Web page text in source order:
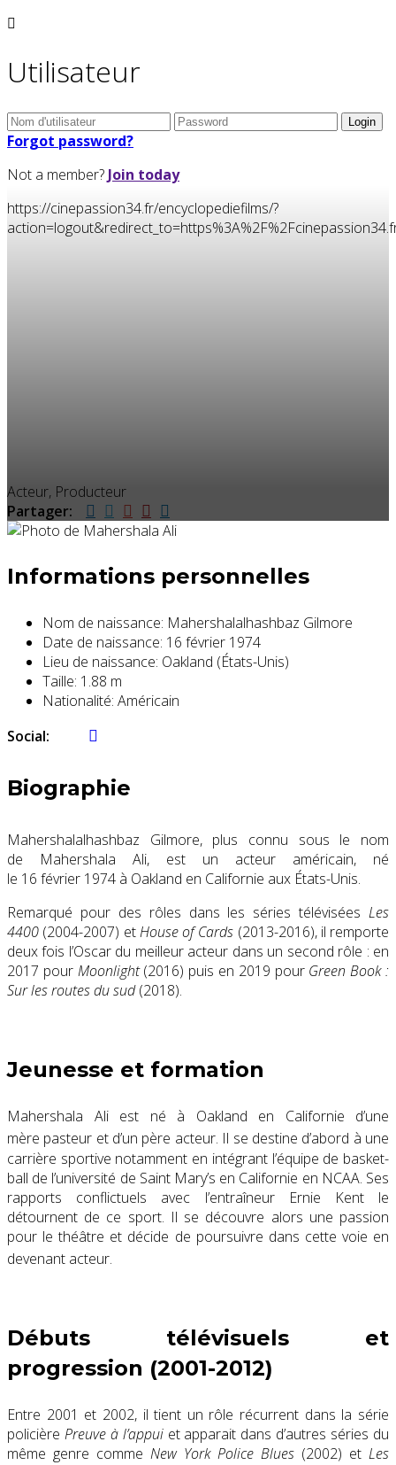
Utilisateur
Forgot password?
Not a member? Join today
https://cinepassion34.fr/encyclopediefilms/?
Acteur, Producteur
Partager:
Informations personnelles
Nom de naissance: Mahershalalhashbaz Gilmore
Date de naissance: 16 février 1974
Lieu de naissance: Oakland (États-Unis)
Taille: 1.88 m
Nationalité: Américain
Social:
Biographie
Mahershalalhashbaz Gilmore, plus connu sous le nom
de Mahershala Ali, est un acteur américain, né
le 16 février 1974 à Oakland en Californie aux États-Unis.
Remarqué pour des rôles dans les séries télévisées Les
4400 (2004-2007) etHouse of Cards (2013-2016), il remporte
deux fois l’Oscar du meilleur acteur dans un second rôle : en
2017 pour Moonlight(2016) puis en 2019 pour Green Book :
Sur les routes du sud(2018).
Jeunesse et formation
Mahershala Ali est né à Oakland en Californie d’une
mère pasteur et d’un père acteur. Il se destine d’abord à une
carrière sportive notamment en intégrant l’équipe de basket-
ball de l’université de Saint Mary’s en Californie en NCAA. Ses
rapports conflictuels avec l’entraîneur Ernie Kent le
détournent de ce sport. Il se découvre alors une passion
pour le théâtre et décide de poursuivre dans cette voie en
devenant acteur.
Débuts télévisuels et
progression (2001-2012)
Entre 2001 et 2002, il tient un rôle récurrent dans la série
policière Preuve à l’appuiet apparait dans d’autres séries du
même genre comme New York Police Blues (2002) et Les